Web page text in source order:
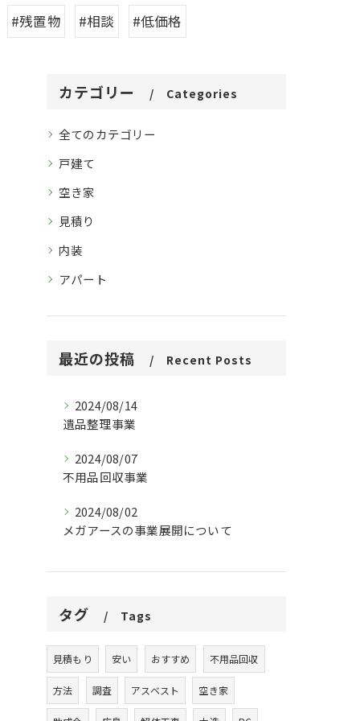
#残置物 #相談 #低価格
カテゴリー Categories
全てのカテゴリー
戸建て
空き家
見積り
内装
アパート
最近の投稿 Recent Posts
2024/08/14
遺品整理事業
2024/08/07
不用品回収事業
2024/08/02
メガアースの事業展開について
タグ Tags
見積もり 安い おすすめ 不用品回収
方法 調査 アスベスト 空き家